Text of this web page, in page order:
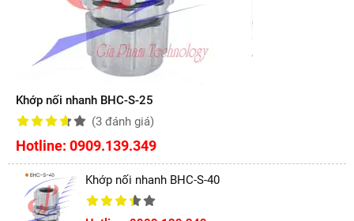
Khớp nối nhanh BHC-S-25
(3 đánh giá)
Hotline: 0909.139.349
Khớp nối nhanh BHC-S-40